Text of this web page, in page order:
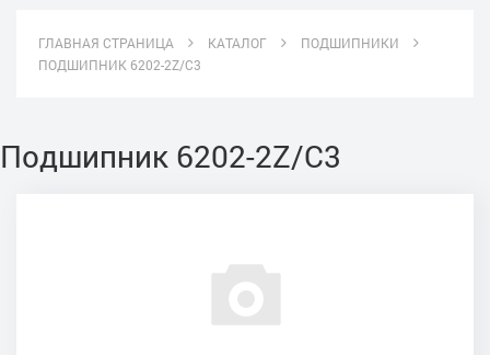
ГЛАВНАЯ СТРАНИЦА КАТАЛОГ
ПОДШИПНИКИ
ПОДШИПНИК 6202-2Z/C3
Подшипник 6202-2Z/C3